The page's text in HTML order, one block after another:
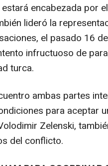
encabezada por
lideró la
el pasado 16
infructuoso de
turca.
ambas partes
para aceptar
Zelenski,
del conflicto.